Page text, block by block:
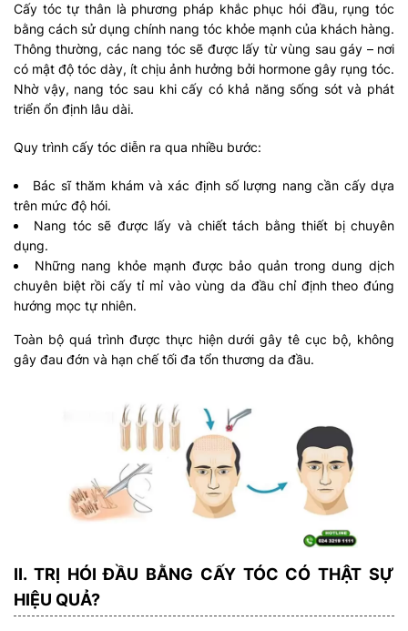
Cấy tóc tự thân là phương pháp khắc phục hói đầu, rụng tóc
bằng cách sử dụng chính nang tóc khỏe mạnh của khách hàng.
Thông thường, các nang tóc sẽ được lấy từ vùng sau gáy – nơi
có mật độ tóc dày, ít chịu ảnh hưởng bởi hormone gây rụng tóc.
Nhờ vậy, nang tóc sau khi cấy có khả năng sống sót và phát
triển ổn định lâu dài.
Quy trình cấy tóc diễn ra qua nhiều bước:
Bác sĩ thăm khám và xác định số lượng nang cần cấy dựa
trên mức độ hói.
Nang tóc sẽ được lấy và chiết tách bằng thiết bị chuyên
dụng.
Những nang khỏe mạnh được bảo quản trong dung dịch
chuyên biệt rồi cấy tỉ mỉ vào vùng da đầu chỉ định theo đúng
hướng mọc tự nhiên.
Toàn bộ quá trình được thực hiện dưới gây tê cục bộ, không
gây đau đớn và hạn chế tối đa tổn thương da đầu.
II. TRỊ HÓI ĐẦU BẰNG CẤY TÓC CÓ THẬT SỰ
HIỆU QUẢ?